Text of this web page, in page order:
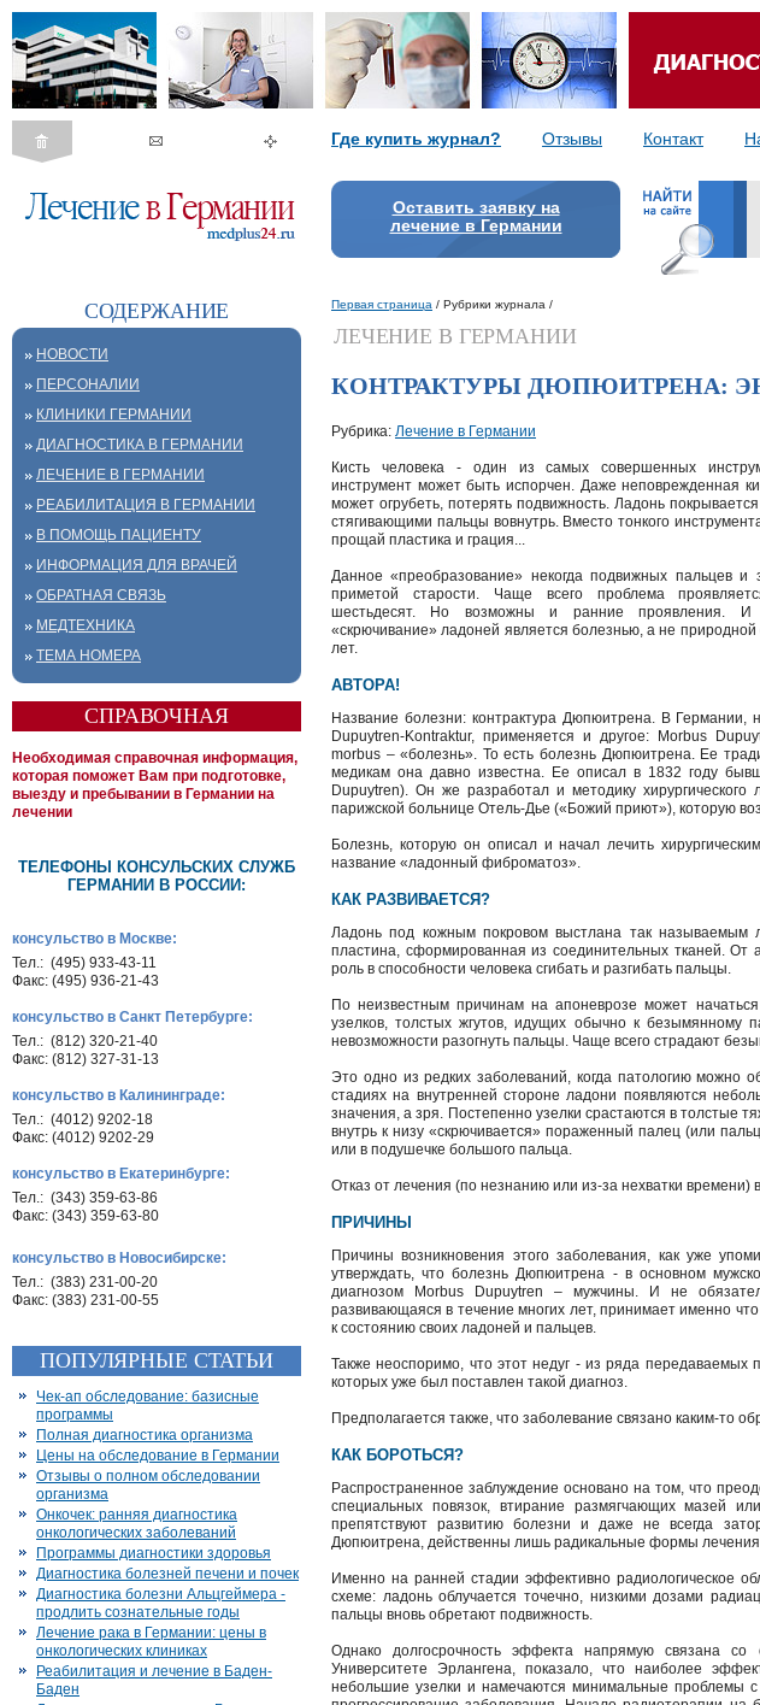
Где купить журнал? Отзывы Контакт
Оставить заявку на
лечение в Германии
СОДЕРЖАНИЕ
НОВОСТИ
ПЕРСОНАЛИИ
КЛИНИКИ ГЕРМАНИИ
ДИАГНОСТИКА В ГЕРМАНИИ
ЛЕЧЕНИЕ В ГЕРМАНИИ
РЕАБИЛИТАЦИЯ В ГЕРМАНИИ
В ПОМОЩЬ ПАЦИЕНТУ
ИНФОРМАЦИЯ ДЛЯ ВРАЧЕЙ
ОБРАТНАЯ СВЯЗЬ
МЕДТЕХНИКА
ТЕМА НОМЕРА
СПРАВОЧНАЯ
Необходимая справочная информация,
которая поможет Вам при подготовке,
выезду и пребывании в Германии на
лечении
ТЕЛЕФОНЫ КОНСУЛЬСКИХ СЛУЖБ
ГЕРМАНИИ В РОССИИ:
консульство в Москве:
Тел.: (495) 933-43-11
Факс: (495) 936-21-43
консульство в Санкт Петербурге:
Тел.: (812) 320-21-40
Факс: (812) 327-31-13
консульство в Калининграде:
Тел.: (4012) 9202-18
Факс: (4012) 9202-29
консульство в Екатеринбурге:
Тел.: (343) 359-63-86
Факс: (343) 359-63-80
консульство в Новосибирске:
Тел.: (383) 231-00-20
Факс: (383) 231-00-55
ПОПУЛЯРНЫЕ СТАТЬИ
Чек-ап обследование: базисные
программы
Полная диагностика организма
Цены на обследование в Германии
Отзывы о полном обследовании
организма
Онкочек: ранняя диагностика
онкологических заболеваний
Программы диагностики здоровья
Диагностика болезней печени и почек
Диагностика болезни Альцгеймера -
продлить сознательные годы
Лечение рака в Германии: цены в
онкологических клиниках
Реабилитация и лечение в Баден-
Баден
Первая страница / Рубрики журнала /
ЛЕЧЕНИЕ В ГЕРМАНИИ
КОНТРАКТУРЫ ДЮПЮИТРЕНА:
Рубрика: Лечение в Германии
Кисть человека - один из самых совершенных
инструмент может быть испорчен. Даже неповрежденная
может огрубеть, потерять подвижность. Ладонь
стягивающими пальцы вовнутрь. Вместо тонкого
прощай пластика и грация...
Данное «преобразование» некогда подвижных пальцев и
приметой старости. Чаще всего проблема
шестьдесят. Но возможны и ранние проявления.
«скрючивание» ладоней является болезнью, а не
лет.
АВТОРА!
Название болезни: контрактура Дюпюитрена. В Германии,
Dupuytren-Kontraktur, применяется и другое: Morbus
morbus – «болезнь». То есть болезнь Дюпюитрена. Ее
медикам она давно известна. Ее описал в 1832 году
Dupuytren). Он же разработал и методику
парижской больнице Отель-Дье («Божий приют»), которую
Болезнь, которую он описал и начал лечить
название «ладонный фиброматоз».
КАК РАЗВИВАЕТСЯ?
Ладонь под кожным покровом выстлана так называемым
пластина, сформированная из соединительных тканей. От
роль в способности человека сгибать и разгибать пальцы.
По неизвестным причинам на апоневрозе может
узелков, толстых жгутов, идущих обычно к безымянному
невозможности разогнуть пальцы. Чаще всего страдают
Это одно из редких заболеваний, когда патологию
стадиях на внутренней стороне ладони появляются
значения, а зря. Постепенно узелки срастаются в толстые
внутрь к низу «скрючивается» пораженный палец (или
или в подушечке большого пальца.
Отказ от лечения (по незнанию или из-за нехватки времени)
ПРИЧИНЫ
Причины возникновения этого заболевания, как уже
утверждать, что болезнь Дюпюитрена - в основном
диагнозом Morbus Dupuytren – мужчины. И не
развивающаяся в течение многих лет, принимает именно
к состоянию своих ладоней и пальцев.
Также неоспоримо, что этот недуг - из ряда передаваемых
которых уже был поставлен такой диагноз.
Предполагается также, что заболевание связано каким-то
КАК БОРОТЬСЯ?
Распространенное заблуждение основано на том, что
специальных повязок, втирание размягчающих мазей
препятствуют развитию болезни и даже не всегда
Дюпюитрена, действенны лишь радикальные формы
Именно на ранней стадии эффективно радиологическое
схеме: ладонь облучается точечно, низкими дозами
пальцы вновь обретают подвижность.
Однако долгосрочность эффекта напрямую связана со
Университете Эрлангена, показало, что наиболее
небольшие узелки и намечаются минимальные проблемы с